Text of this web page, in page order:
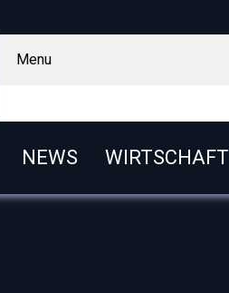
Menu
NEWS WIRTSCHAFT